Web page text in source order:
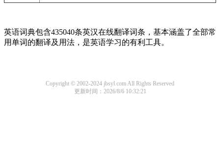
英语词典包含435040条英汉在线翻译词条，基本涵盖了全部常
用单词的翻译及用法，是英语学习的有利工具。
Copyright © 2002-2024 jbsyl.com All Rights Reserved
更新时间：2026/8/6 10:32:21